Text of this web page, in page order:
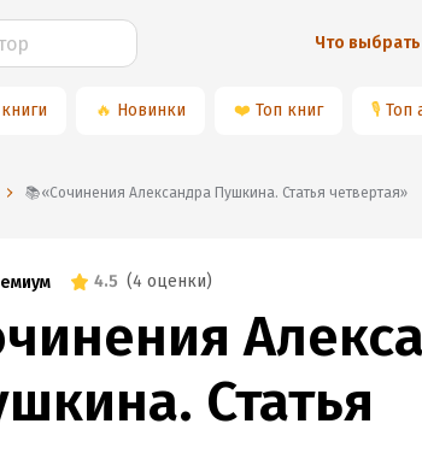
Что выбрать
🔥 Новинки ❤️ Топ книг 🎙 Топ
📚«Сочинения Александра Пушкина. Статья четвертая»
4.5 (4 оценки)
Статья